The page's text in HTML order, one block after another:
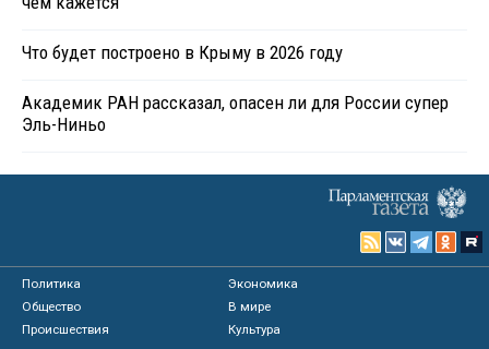
Что будет построено в Крыму в 2026 году
Академик РАН рассказал, опасен ли для России супер
Эль-Ниньо
Политика
Экономика
Общество
В мире
Происшествия
Культура